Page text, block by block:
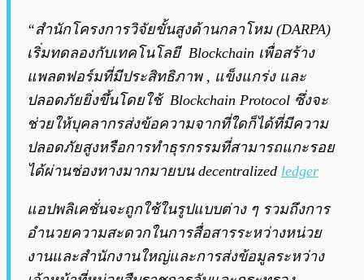
“สำนักโครงการวิจัยขั้นสูงด้านกลาโหม (DARPA)
เริ่มทดลองกับเทคโนโลยี Blockchain เพื่อสร้าง
แพลตฟอร์มที่มีประสิทธิภาพ , แข็งแกร่ง และ
ปลอดภัยยิ่งขึ้นโดยใช้ Blockchain Protocol ซึ่งจะ
ช่วยให้บุคลากรส่งข้อความจากที่ใดก็ได้ที่มีความ
ปลอดภัยสูงหรือการทำธุรกรรมที่สามารถแกะรอย
ได้ผ่านช่องทางมากมายบน decentralized ledger
แอปพลิเคชั่นจะถูกใช้ในรูปแบบต่าง ๆ รวมถึงการ
อำนวยความสะดวกในการสื่อสารระหว่างหน่วย
งานและสำนักงานใหญ่และการส่งข้อมูลระหว่าง